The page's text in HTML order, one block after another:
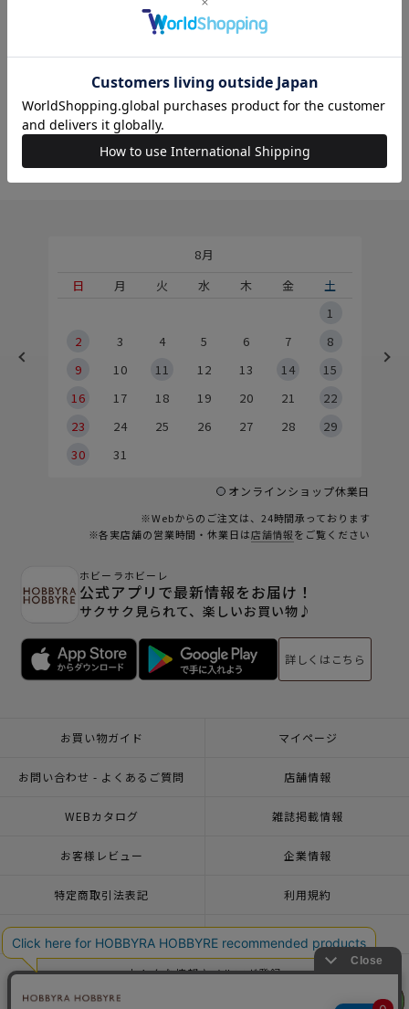
こちらのキーワード
もおすすめ
8月
日
月 火 水 木 金
土
1
2
3 4 5 6 7
8
9
10 11 12 13 14
15
16
17 18 19 20 21
22
23
24 25 26 27 28
29
30
31
オンラインショップ休業日
※Webからのご注文は、24時間承っております
※各実店舗の営業時間・休業日は店舗情報をご覧ください
ホビーラホビーレ
公式アプリで最新情報をお届け！
サクサク見られて、楽しいお買い物♪
詳しくはこちら
お買い物ガイド マイページ
お問い合わせ - よくあるご質問 店舗情報
WEBカタログ 雑誌掲載情報
お客様レビュー 企業情報
特定商取引法表記 利用規約
一緒に働こう♪求人情報
おトクな情報♪メルマガ登録